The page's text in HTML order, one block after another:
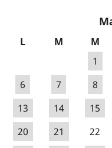
L M M
1
6
7 8
13
14 15
20
21 22